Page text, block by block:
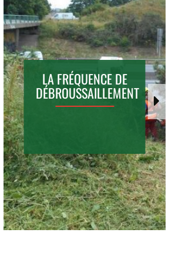
ABATTAGE D'ARBRES
LA FRÉQUENCE DE
DÉBROUSSAILLEMENT